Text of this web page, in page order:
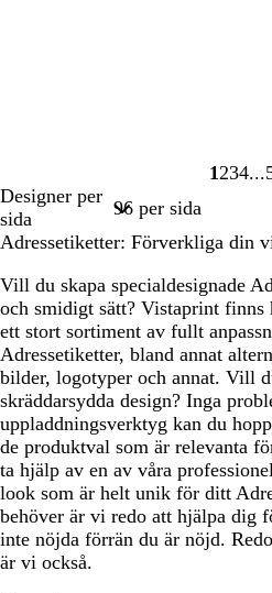
Sida
1Sida
2Sida
34
Designer per
sida
Adressetiketter: Förverkliga din
Vill du skapa specialdesignade
och smidigt sätt? Vistaprint
ett stort sortiment av fullt
Adressetiketter, bland annat
bilder, logotyper och annat. Vill
skräddarsydda design? Inga
uppladdningsverktyg kan du
de produktval som är relevanta
ta hjälp av en av våra
look som är helt unik för ditt
behöver är vi redo att hjälpa dig
inte nöjda förrän du är nöjd.
är vi också.